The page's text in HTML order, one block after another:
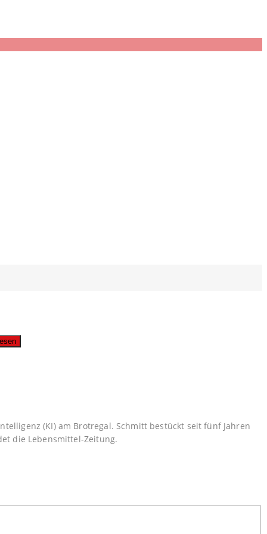
(KI) am Brotregal. Schmitt bestückt seit fünf Jahren
die Lebensmittel-Zeitung.
lesen